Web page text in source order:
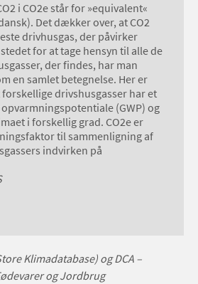
i CO2e står for »equivalent«
Det dækker over, at CO2
drivhusgas, der påvirker
for at tage hensyn til alle de
der findes, har man
en samlet betegnelse. Her er
drivshusgasser har et
(GWP) og
i forskellig grad. CO2e er
til sammenligning af
indvirken på
Klimadatabase) og DCA –
og Jordbrug